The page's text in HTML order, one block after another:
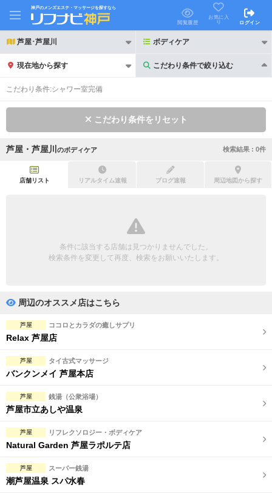
神戸のメンズエステ・マッサージを探すなら
閲覧履歴
お気に入
り
ログイン
芦屋･芦屋川 ボディケア
現在地から探す こだわり条件で絞り込む
こだわり条件で絞り込む
初回割引あり リピーター割引あり
団体様歓迎
ペアルームあり
フットバスあり
日本人スタッフのみ
スタッフ指名可
こだわり条件を変更
こだわり条件:シャワー室完備
こだわり条件をリセット
芦屋・芦屋川 のボディケア 検索結果 : 0件
店舗リスト リアルタイム速報 ブログ速報 周辺地図から探す
条件に該当する店舗は見つかりませんでした。
検索条件を変更して再度、検索をお願いいたします。
周辺のオススメ店はこちら
芦屋 ココロとカラダの癒しサプリ
Relax 芦屋店
芦屋 タイ古式マッサージ
バンクンメイ 芦屋本店
芦屋 銭湯（公衆浴場）
芦屋市立あしや温泉
芦屋 リフレクソロジー・ボディケア
Natural Garden 芦屋ラポルテ店
芦屋 スーパー銭湯
潮芦屋温泉 スパ水春